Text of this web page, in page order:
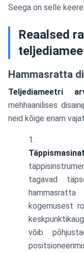
Seega on selle
Reaalsed
Hammasratta
Teljediameetri
mehhaanilises
neid kõige enam
tagavad
kogemusest
võib